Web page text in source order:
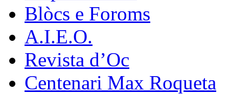
Blòcs e Foroms
A.I.E.O.
Revista d’Oc
Centenari Max Roqueta